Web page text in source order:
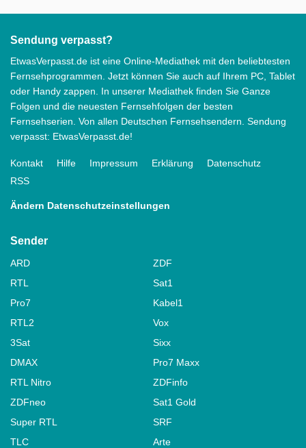
Sendung verpasst?
EtwasVerpasst.de ist eine Online-Mediathek mit den beliebtesten
Fernsehprogrammen. Jetzt können Sie auch auf Ihrem PC, Tablet
oder Handy zappen. In unserer Mediathek finden Sie Ganze
Folgen und die neuesten Fernsehfolgen der besten
Fernsehserien. Von allen Deutschen Fernsehsendern. Sendung
verpasst: EtwasVerpasst.de!
Kontakt Hilfe Impressum Erklärung
Datenschutz
RSS
Ändern Datenschutzeinstellungen
Sender
ARD
ZDF
RTL
Sat1
Pro7
Kabel1
RTL2
Vox
3Sat
Sixx
DMAX
Pro7 Maxx
RTL Nitro
ZDFinfo
ZDFneo
Sat1 Gold
Super RTL
SRF
TLC
Arte